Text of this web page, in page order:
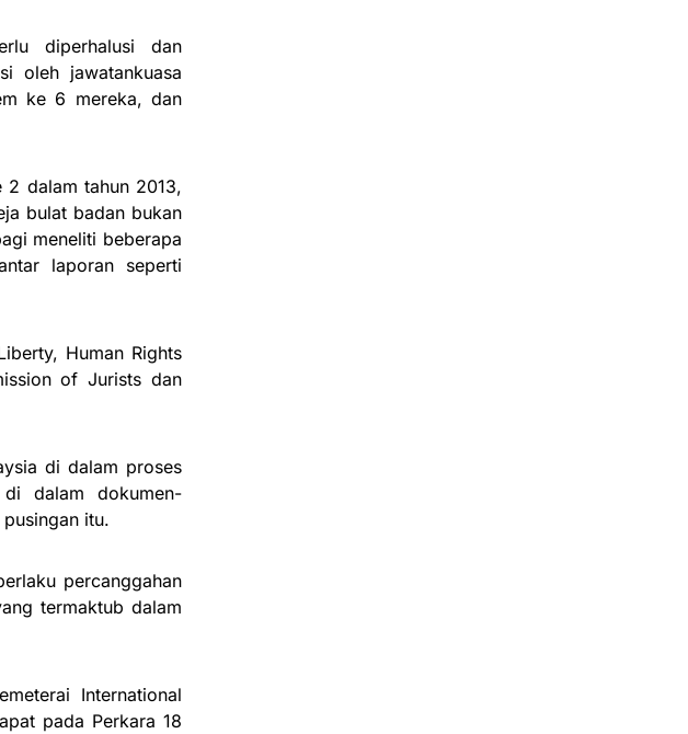
diperhalusi dan
oleh jawatankuasa
ke 6 mereka, dan
2 dalam tahun 2013,
bulat badan bukan
meneliti beberapa
laporan seperti
Human Rights
of Jurists dan
di dalam proses
di dalam dokumen-
itu.
percanggahan
termaktub dalam
International
pada Perkara 18